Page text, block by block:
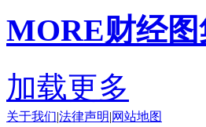
MORE财经
加载更多
关于我们|法律声明|网站地图